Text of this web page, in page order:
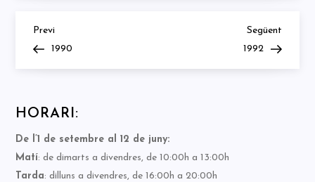
Navegació
d'entrades
Previous
Post
Previ
1990
Next
Post
Següent
1992
HORARI:
De l’1 de setembre al 12 de juny:
Matí: de dimarts a divendres, de 10:00h a 13:00h
Tarda: dilluns a divendres, de 16:00h a 20:00h